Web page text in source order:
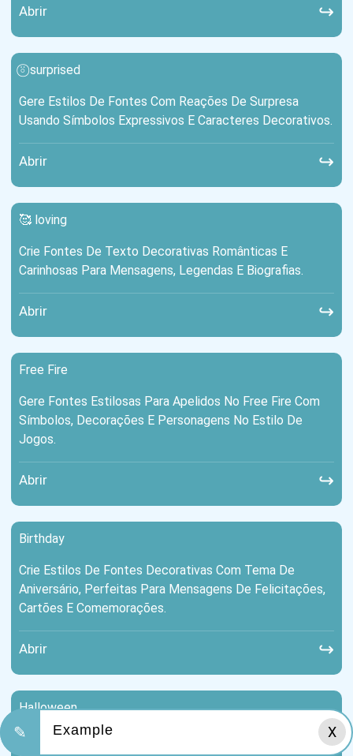
✎ X
Abrir ↪
⍤⃝ surprised
Gere Estilos De Fontes Com Reações De Surpresa
Usando Símbolos Expressivos E Caracteres Decorativos.
Abrir ↪
🥰 loving
Crie Fontes De Texto Decorativas Românticas E
Carinhosas Para Mensagens, Legendas E Biografias.
Abrir ↪
Free Fire
Gere Fontes Estilosas Para Apelidos No Free Fire Com
Símbolos, Decorações E Personagens No Estilo De
Jogos.
Abrir ↪
Birthday
Crie Estilos De Fontes Decorativas Com Tema De
Aniversário, Perfeitas Para Mensagens De Felicitações,
Cartões E Comemorações.
Abrir ↪
Halloween
Gere Fontes De Texto Decorativas Assustadoras Para O